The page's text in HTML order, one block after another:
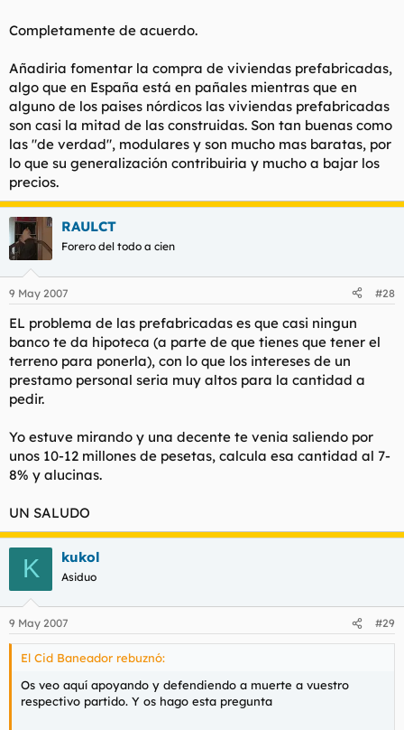
que explote la burbuja inmobiliaria el estado va a tener un
problema añadido que sera el control del endeudamiento de
2) Liberar todo el suelo , salvo los entornos naturales,
estratégicos, etc.. , esto abaratara el valor de las viviendas al
aumentar la oferta.
Otra cosa que no soy capaz de comprender aun es por que la
administración mal vende o regala pisos, lo lógico es que los
cediese en alquiler y cuando las familias llegasen a un
determinado nivel de renta, tuviesen que dejar la vivienda libre
para que la habitasen otras personas en su misma situación.
Completamente de acuerdo.
Añadiria fomentar la compra de viviendas prefabricadas,
algo que en España está en pañales mientras que en
alguno de los paises nórdicos las viviendas prefabricadas
son casi la mitad de las construidas. Son tan buenas como
las "de verdad", modulares y son mucho mas baratas, por
lo que su generalización contribuiria y mucho a bajar los
precios.
RAULCT
Forero del todo a cien
9 May 2007 #28
EL problema de las prefabricadas es que casi ningun
banco te da hipoteca (a parte de que tienes que tener el
terreno para ponerla), con lo que los intereses de un
prestamo personal seria muy altos para la cantidad a
pedir.
Yo estuve mirando y una decente te venia saliendo por
unos 10-12 millones de pesetas, calcula esa cantidad al 7-
8% y alucinas.
UN SALUDO
K kukol
Asiduo
9 May 2007 #29
El Cid Baneador rebuznó:
Os veo aquí apoyando y defendiendo a muerte a vuestro
respectivo partido. Y os hago esta pregunta